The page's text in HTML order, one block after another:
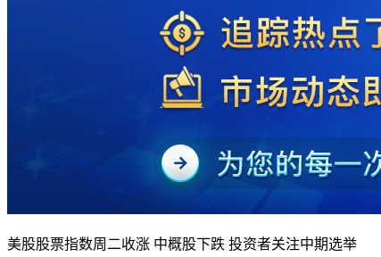
美股股票指数周二收涨 中概股下跌 投资者关注中期选举